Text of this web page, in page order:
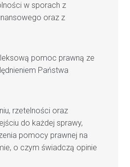
w sporach z
oraz z
pomoc prawną ze
Państwa
rzetelności oraz
do każdej sprawy,
pomocy prawnej na
o czym świadczą opinie